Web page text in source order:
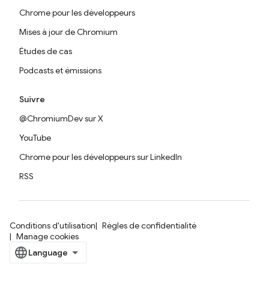
Chrome pour les développeurs
Mises à jour de Chromium
Études de cas
Podcasts et émissions
Suivre
@ChromiumDev sur X
YouTube
Chrome pour les développeurs sur LinkedIn
RSS
Conditions d'utilisation
Règles de confidentialité
Manage cookies